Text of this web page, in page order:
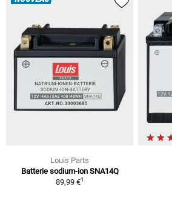
Louis Parts
Batterie sodium-ion SNA14Q
89,99 €1